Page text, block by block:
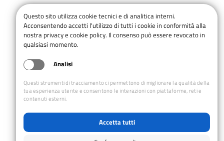
Questo sito utilizza cookie tecnici e di analitica interni.
Acconsentendo accetti l'utilizzo di tutti i cookie in conformità alla
nostra privacy e cookie policy. Il consenso può essere revocato in
qualsiasi momento.
Analisi
Questi strumenti di tracciamento ci permettono di migliorare la qualità della
tua esperienza utente e consentono le interazioni con piattaforme, reti e
contenuti esterni.
Accetta tutti